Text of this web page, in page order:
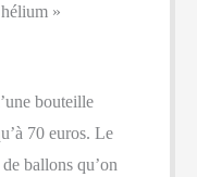
»
bouteille
70 euros. Le
ballons qu’on